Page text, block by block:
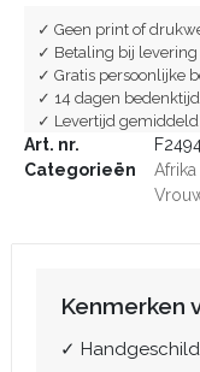
✓ Geen print of
✓ Betaling bij levering
✓ Gratis persoonlijke
✓ 14 dagen
✓ Levertijd
Art. nr.
Categorieën
Kenmerken
✓